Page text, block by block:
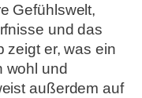
Gefühlswelt,
und das
zeigt er, was ein
wohl und
außerdem auf